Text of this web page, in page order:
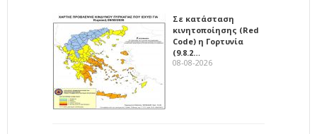
Σε κατάσταση
κινητοποίησης (Red
Code) η Γορτυνία
(9.8.2…
08-08-2026